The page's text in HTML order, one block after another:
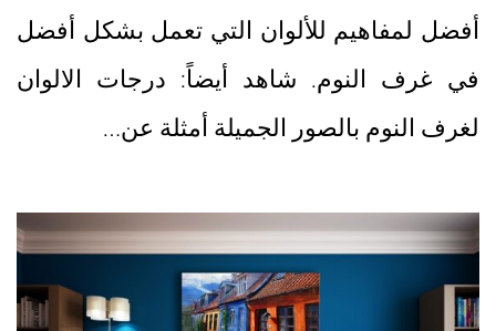
أفضل لمفاهيم للألوان التي تعمل بشكل أفضل
في غرف النوم. شاهد أيضاً: درجات الالوان
لغرف النوم بالصور الجميلة أمثلة عن…